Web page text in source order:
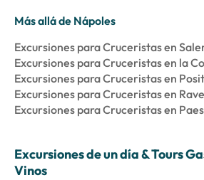
Más allá de Nápoles
Excursiones para Cruceristas en
Excursiones para Cruceristas en la
Excursiones para Cruceristas en
Excursiones para Cruceristas en
Excursiones para Cruceristas en
Excursiones de un día & Tours
Vinos